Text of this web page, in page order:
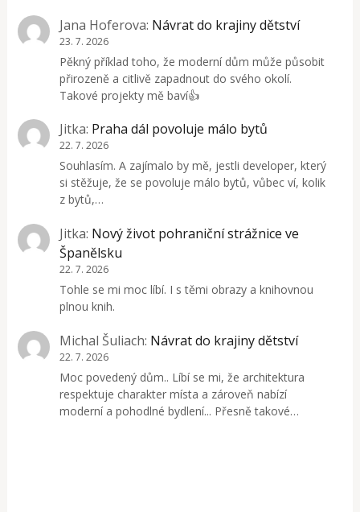
Jana Hoferova: Návrat do krajiny dětství
23. 7. 2026
Pěkný příklad toho, že moderní dům může působit
přirozeně a citlivě zapadnout do svého okolí.
Takové projekty mě baví👍
Jitka: Praha dál povoluje málo bytů
22. 7. 2026
Souhlasím. A zajímalo by mě, jestli developer, který
si stěžuje, že se povoluje málo bytů, vůbec ví, kolik
z bytů,…
Jitka: Nový život pohraniční strážnice ve
Španělsku
22. 7. 2026
Tohle se mi moc líbí. I s těmi obrazy a knihovnou
plnou knih.
Michal Šuliach: Návrat do krajiny dětství
22. 7. 2026
Moc povedený dům.. Líbí se mi, že architektura
respektuje charakter místa a zároveň nabízí
moderní a pohodlné bydlení... Přesně takové…